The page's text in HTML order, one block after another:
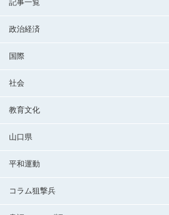
記事一覧
政治経済
国際
社会
教育文化
山口県
平和運動
コラム狙撃兵